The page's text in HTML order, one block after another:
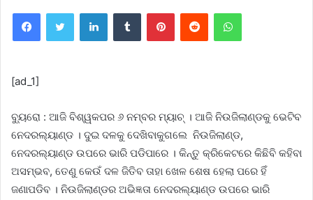
FacebookTwitter LinkedInTumblr PinterestReddit WhatsApp
[ad_1]
ବ୍ୟୁରୋ : ଆଜି ବିଶ୍ୱକପର ୬ ନମ୍ବର ମ୍ୟାଚ୍ । ଆଜି ନିଉଜିଲାଣ୍ଡକୁ ଭେଟିବ
ନେଦରଲ୍ୟାଣ୍ଡ । ଦୁଇ ଦଳକୁ ଦେଖିବାକୁଗଲେ ନିଉଜିଲାଣ୍ଡ,
ନେଦରଲ୍ୟାଣ୍ଡ ଉପରେ ଭାରି ପଡିପାରେ । କିନ୍ତୁ କ୍ରିକେଟରେ କିଛିବି କହିବା
ଅସମ୍ଭବ, ତେଣୁ କେଉଁ ଦଳ ଜିତିବ ତାହା ଖେଳ ଶେଷ ହେଲା ପରେ ହିଁ
ଜଣାପଡିବ । ନିଉଜିଲାଣ୍ଡର ଅଭିଜ୍ଞତା ନେଦରଲ୍ୟାଣ୍ଡ ଉପରେ ଭାରି